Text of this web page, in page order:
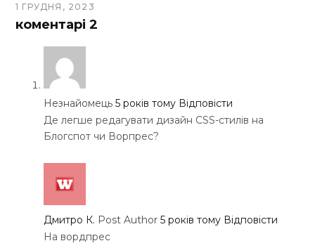
1 ГРУДНЯ, 2023
коментарі 2
Незнайомець 5 років тому Відповісти
Де легше редагувати дизайн CSS-стилів на
Блогспот чи Ворпрес?
Дмитро К. Post Author 5 років тому Відповісти
На вордпрес